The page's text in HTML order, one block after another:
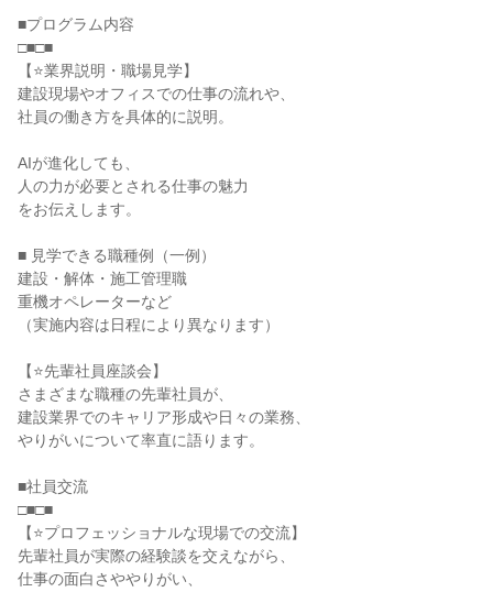
■プログラム内容
□■□■
【⭐業界説明・職場見学】
建設現場やオフィスでの仕事の流れや、
社員の働き方を具体的に説明。
AIが進化しても、
人の力が必要とされる仕事の魅力
をお伝えします。
■ 見学できる職種例（一例）
建設・解体・施工管理職
重機オペレーターなど
（実施内容は日程により異なります）
【⭐先輩社員座談会】
さまざまな職種の先輩社員が、
建設業界でのキャリア形成や日々の業務、
やりがいについて率直に語ります。
■社員交流
□■□■
【⭐プロフェッショナルな現場での交流】
先輩社員が実際の経験談を交えながら、
仕事の面白さややりがい、